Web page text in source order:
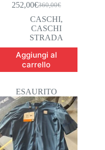
360,00€
Il
prezzo
originale
era:
360,00€.
252,00€Il
prezzo
attuale
è:
252,00€.
CASCHI,
CASCHI
STRADA
Aggiungi al
carrello
ESAURITO